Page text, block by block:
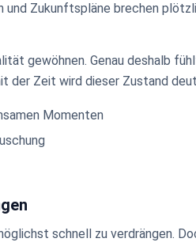
und Zukunftspläne brechen
gewöhnen. Genau deshalb
der Zeit wird dieser Zustand
Momenten
schnell zu verdrängen.